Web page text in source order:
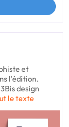
et
l'édition.
design
le texte